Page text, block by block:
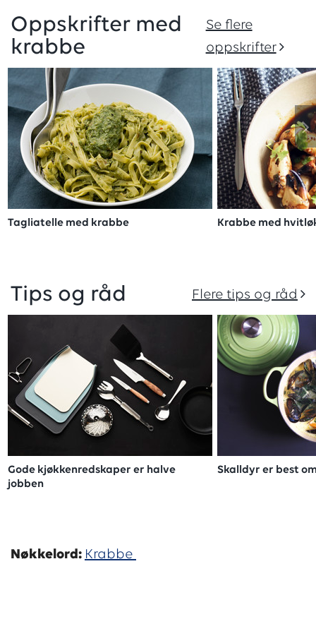
Oppskrifter med
krabbe
Se flere
oppskrifter
Tagliatelle med krabbe Krabbe med
Tips og råd Flere tips og råd
Gode kjøkkenredskaper er halve
jobben
Skalldyr er best
Nøkkelord: Krabbe